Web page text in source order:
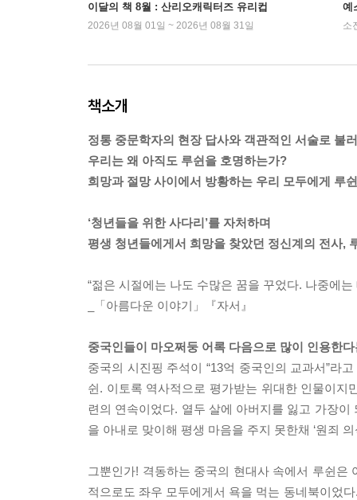
이달의 책 8월 : 산리오캐릭터즈 유리컵
2026년 08월 01일 ~ 2026년 08월 31일
예
소
책소개
정통 중문학자의 현장 답사와 객관적인 서술로 불
우리는 왜 아직도 루쉰을 호명하는가?
희망과 절망 사이에서 방황하는 우리 모두에게 루
‘청년들을 위한 사다리’를 자처하며
평생 청년들에게서 희망을 찾았던 정신계의 전사,
“젊은 시절에는 나도 수많은 꿈을 꾸었다. 나중에
_「아름다운 이야기」『자서』
중국인들이 마오쩌둥 어록 다음으로 많이 인용한
중국의 시진핑 주석이 “13억 중국인의 교과서”라
쉰. 이토록 역사적으로 평가받는 위대한 인물이
련의 연속이었다. 열두 살에 아버지를 잃고 가장
을 아내로 맞이해 평생 마음을 주지 못한채 ‘원죄
그뿐인가! 격동하는 중국의 현대사 속에서 루쉰
적으로도 좌우 모두에게서 욕을 먹는 동네북이었